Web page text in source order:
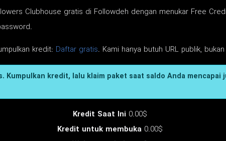
Clubhouse gratis di Followdeh dengan menukar Free
kredit: Daftar gratis. Kami hanya butuh URL publik,
Kumpulkan kredit, lalu klaim paket saat saldo Anda
Kredit Saat Ini 0.00$
Kredit untuk membuka 0.00$